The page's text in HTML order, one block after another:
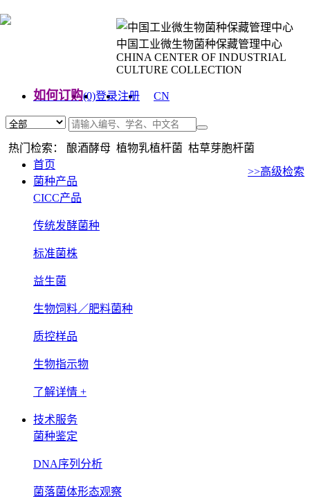
中国工业微生物菌种保藏管理中心
CHINA CENTER OF INDUSTRIAL
CULTURE COLLECTION
如何订购(0)登录注册
CN
热门检索： 酿酒酵母 植物乳植杆菌 枯草芽胞杆菌
>>高级检索
首页
菌种产品
CICC产品
传统发酵菌种
标准菌株
益生菌
生物饲料／肥料菌种
质控样品
生物指示物
了解详情 +
技术服务
菌种鉴定
DNA序列分析
菌落菌体形态观察